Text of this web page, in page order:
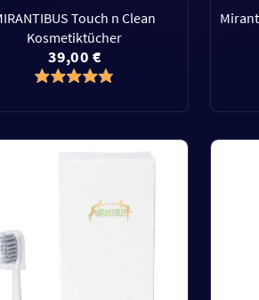
Touch n Clean
Kosmetiktücher
39,00 €